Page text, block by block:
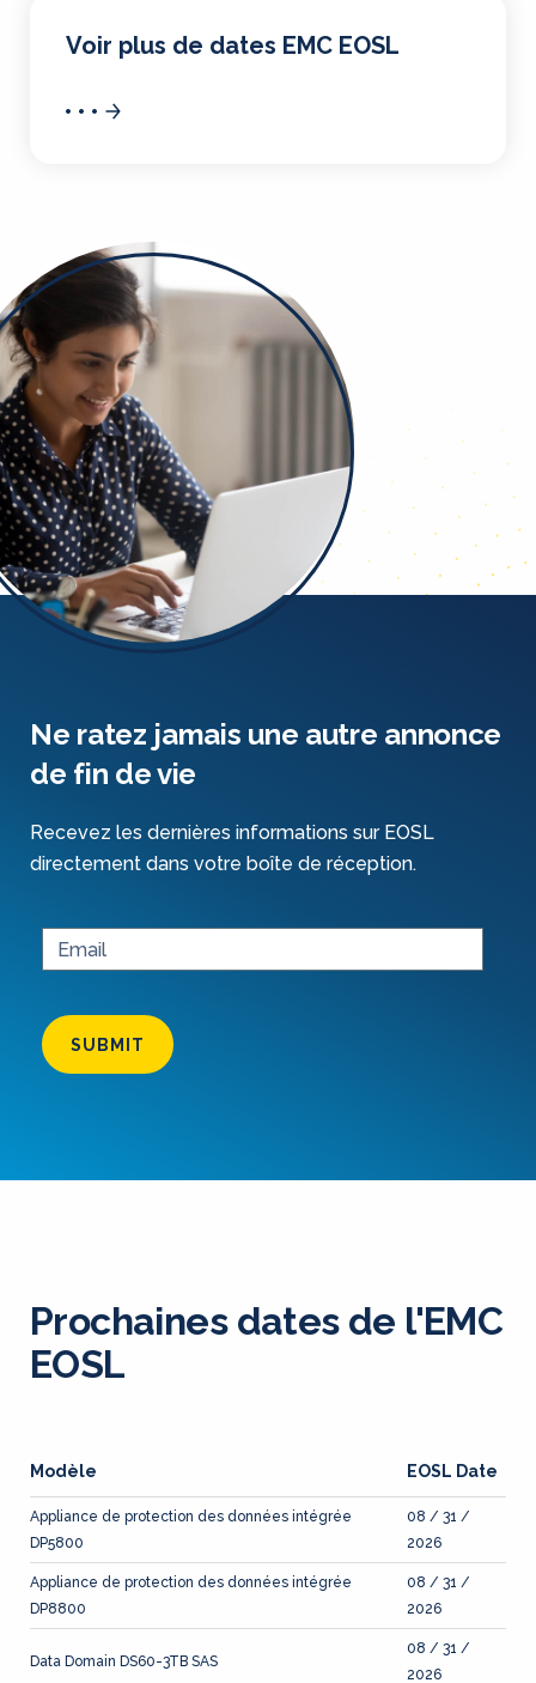
Voir plus de dates EMC EOSL
Ne ratez jamais une autre annonce
de fin de vie
Recevez les dernières informations sur EOSL
directement dans votre boîte de réception.
SUBMIT
Prochaines dates de l'EMC
EOSL
Modèle EOSL Date
Appliance de protection des données intégrée
DP5800
08 / 31 /
2026
Appliance de protection des données intégrée
DP8800
08 / 31 /
2026
Data Domain DS60-3TB SAS
08 / 31 /
2026